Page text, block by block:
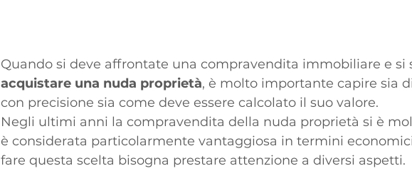
Quando si deve affrontate una compravendita immobiliare e si
acquistare una nuda proprietà, è molto importante capire sia
con precisione sia come deve essere calcolato il suo valore.
Negli ultimi anni la compravendita della nuda proprietà si è
è considerata particolarmente vantaggiosa in termini
fare questa scelta bisogna prestare attenzione a diversi aspetti.